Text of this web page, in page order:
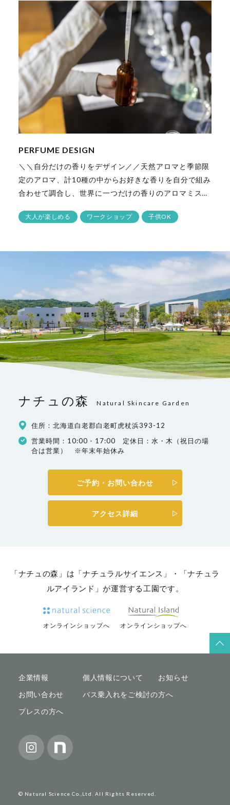
PERFUME DESIGN
＼＼自分だけの香りをデザイン／／天然アロマと季節限
定のアロマ、計10種の中からお好きな香りを自分で組み
合わせて調合し、世界に一つだけの香りのアロマミス…
大人が楽しめる ワークショップ 子供OK
ナチュの森 Natural Skincare Garden
住所：北海道白老郡白老町虎杖浜393-12
営業時間：10:00 - 17:00 定休日：水・木（祝日の場
合は営業） ※年末年始休み
ご予約・お問い合わせ
アクセス詳細
「ナチュの森」は「ナチュラルサイエンス」・「ナチュラ
ルアイランド」が運営する工園です。
オンラインショップへ オンラインショップへ
企業情報 個人情報について
お知らせ
お問い合わせ
バス乗入れをご検討の方へ
プレスの方へ
© Natural Science Co.,Ltd. All Rights Reserved.